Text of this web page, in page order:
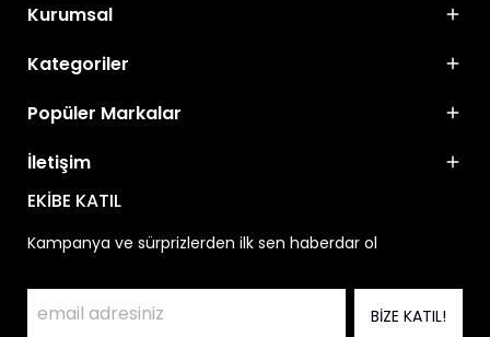
Kurumsal
Kategoriler
Popüler Markalar
İletişim
EKİBE KATIL
Kampanya ve sürprizlerden ilk sen haberdar ol
BİZE KATIL!